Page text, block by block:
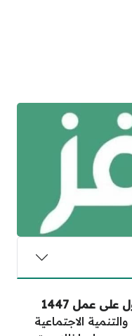
عمل 1447
الاجتماعية